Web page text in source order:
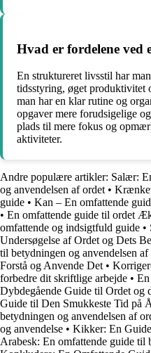
Hvad er fordelene ved
En struktureret livsstil har
tidsstyring, øget produktivitet
man har en klar rutine og
opgaver mere forudsigelige
plads til mere fokus og
aktiviteter.
Andre populære artikler: Salær:
og anvendelsen af ordet •
guide • Kan – En omfattende
• En omfattende guide til ordet
omfattende og indsigtfuld guide •
Undersøgelse af Ordet og Dets
til betydningen og anvendelsen af
Forstå og Anvende Det •
forbedre dit skriftlige arbejde •
Dybdegående Guide til Ordet og
Guide til Den Smukkeste Tid på
betydningen og anvendelsen af
og anvendelse • Kikker: En
Arabesk: En omfattende guide til